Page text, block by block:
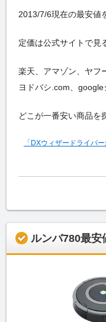
2013/7/6現在の最安値
定価は公式サイトで見
楽天、アマゾン、ヤフ
ヨドバシ.com、google
どこが一番安い商品を
「DXウィザードライバ
ルンバ780最安